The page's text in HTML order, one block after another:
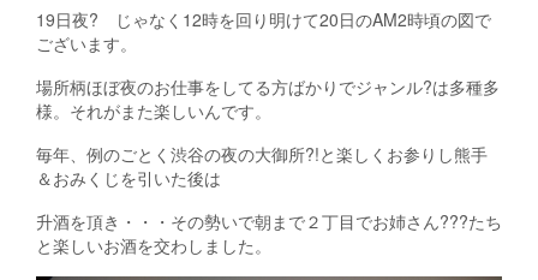
19日夜? じゃなく12時を回り明けて20日のAM2時頃の図で
ございます。
場所柄ほぼ夜のお仕事をしてる方ばかりでジャンル?は多種多
様。それがまた楽しいんです。
毎年、例のごとく渋谷の夜の大御所?!と楽しくお参りし熊手
＆おみくじを引いた後は
升酒を頂き・・・その勢いで朝まで２丁目でお姉さん???たち
と楽しいお酒を交わしました。